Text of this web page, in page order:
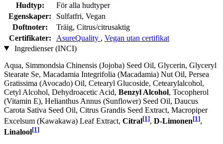
Hudtyp:
För alla hudtyper
Egenskaper:
Sulfatfri, Vegan
Doftnoter:
Träig, Citrus/citrusaktig
Certifikater:
AsureQuality , Vegan utan certifikat
Ingredienser (INCI)
Aqua, Simmondsia Chinensis (Jojoba) Seed Oil, Glycerin, Glyceryl
Stearate Se, Macadamia Integrifolia (Macadamia) Nut Oil, Persea
Gratissima (Avocado) Oil, Cetearyl Glucoside, Cetearylalcohol,
Cetyl Alcohol, Dehydroacetic Acid, Benzyl Alcohol, Tocopherol
(Vitamin E), Helianthus Annus (Sunflower) Seed Oil, Daucus
Carota Sativa Seed Oil, Citrus Grandis Seed Extract, Macropiper
Excelsum (Kawakawa) Leaf Extract, Citral[1], D-Limonen[1],
Linalool[1]